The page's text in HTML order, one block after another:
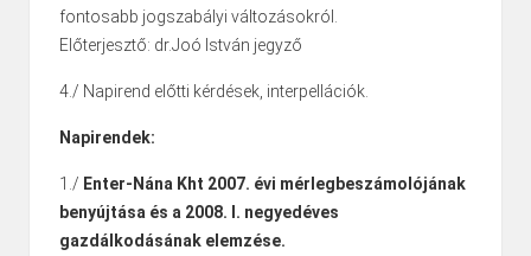
fontosabb jogszabályi változásokról.
Előterjesztő: dr.Joó István jegyző
4./ Napirend előtti kérdések, interpellációk.
Napirendek:
1./ Enter-Nána Kht 2007. évi mérlegbeszámolójának
benyújtása és a 2008. I. negyedéves
gazdálkodásának elemzése.